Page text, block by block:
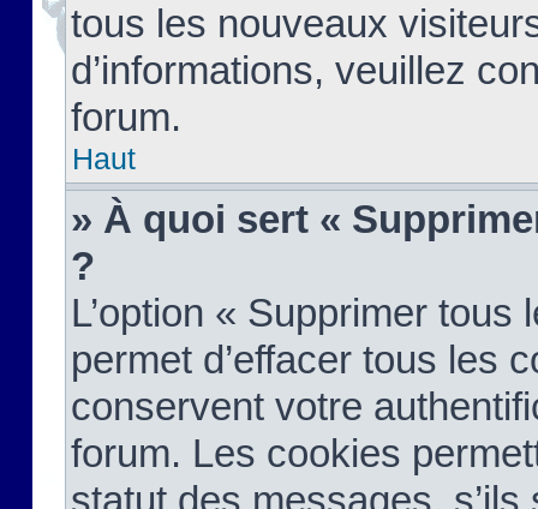
tous les nouveaux
d’informations, veuillez
forum.
Haut
» À quoi sert «
?
L’option « Supprimer
permet d’effacer tous les
conservent votre
forum. Les cookies
statut des messages,